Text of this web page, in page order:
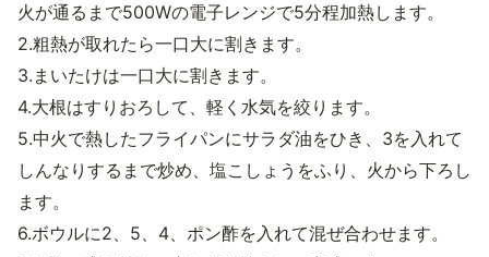
火が通るまで500Wの電子レンジで5分程加熱します。
2.粗熱が取れたら一口大に割きます。
3.まいたけは一口大に割きます。
4.大根はすりおろして、軽く水気を絞ります。
5.中火で熱したフライパンにサラダ油をひき、3を入れて
しんなりするまで炒め、塩こしょうをふり、火から下ろし
ます。
6.ボウルに2、5、4、ポン酢を入れて混ぜ合わせます。